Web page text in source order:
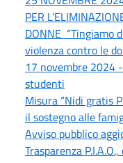
PER
DONNE “Tingiamo
violenza contro le
17 novembre 2024
studenti
Misura “Nidi gratis
il sostegno alle
Avviso pubblico
Trasparenza